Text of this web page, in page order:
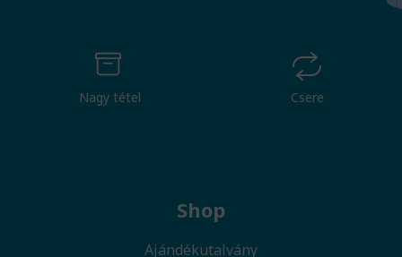
Nagy tétel Csere
Shop
Ajándékutalvány